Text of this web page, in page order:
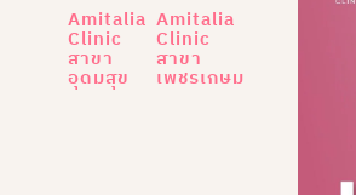
Amitalia
Clinic
สาขา
อุดมสุข
Amitalia
Clinic
สาขา
เพชรเกษม